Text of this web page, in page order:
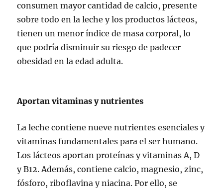
consumen mayor cantidad de calcio, presente
sobre todo en la leche y los productos lácteos,
tienen un menor índice de masa corporal, lo
que podría disminuir su riesgo de padecer
obesidad en la edad adulta.
Aportan vitaminas y nutrientes
La leche contiene nueve nutrientes esenciales y
vitaminas fundamentales para el ser humano.
Los lácteos aportan proteínas y vitaminas A, D
y B12. Además, contiene calcio, magnesio, zinc,
fósforo, riboflavina y niacina. Por ello, se